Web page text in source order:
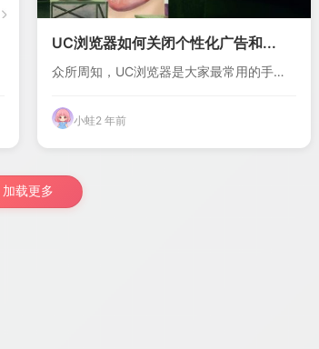
UC浏览器如何关闭个性化广告和...
众所周知，UC浏览器是大家最常用的手机
小蛙2 年前
加载更多